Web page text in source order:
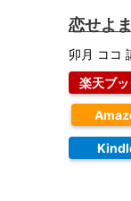
恋せよ
卯月 ココ
楽天ブ